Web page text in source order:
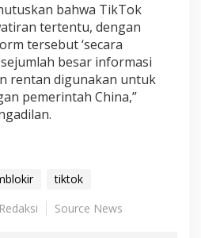
bahwa TikTok
tertentu, dengan
tersebut ‘secara
besar informasi
rentan digunakan untuk
pemerintah China,”
tiktok
Source News